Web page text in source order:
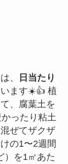
、
日当たり
ます☀️👍 植
、腐葉土を
ったり粘土
ぜてザクザ
の1〜2週間
）を1㎡あた